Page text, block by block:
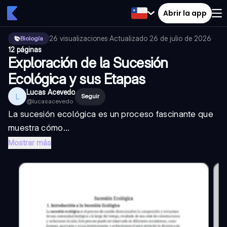
Abrir la app
Biología 26 visualizaciones·Actualizado 26 de julio de 2026·
12 páginas
Exploración de la Sucesión
Ecológica y sus Etapas
L Lucas Acevedo
@lucasacevedo
Seguir
La sucesión ecológica es un proceso fascinante que
muestra cómo...
Mostrar más